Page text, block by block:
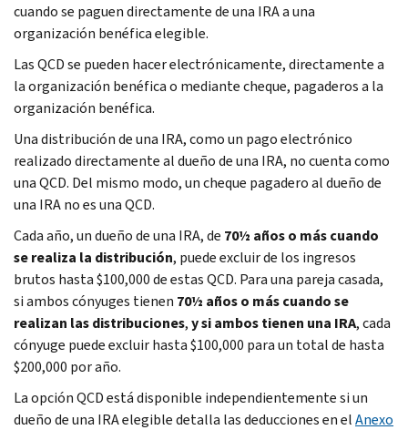
cuando se paguen directamente de una IRA a una
organización benéfica elegible.
Las QCD se pueden hacer electrónicamente, directamente a
la organización benéfica o mediante cheque, pagaderos a la
organización benéfica.
Una distribución de una IRA, como un pago electrónico
realizado directamente al dueño de una IRA, no cuenta como
una QCD. Del mismo modo, un cheque pagadero al dueño de
una IRA no es una QCD.
Cada año, un dueño de una IRA, de 70½ años o más cuando
se realiza la distribución, puede excluir de los ingresos
brutos hasta $100,000 de estas QCD. Para una pareja casada,
si ambos cónyuges tienen 70½ años o más cuando se
realizan las distribuciones,y si ambos tienen una IRA, cada
cónyuge puede excluir hasta $100,000 para un total de hasta
$200,000 por año.
La opción QCD está disponible independientemente si un
dueño de una IRA elegible detalla las deducciones en elAnexo